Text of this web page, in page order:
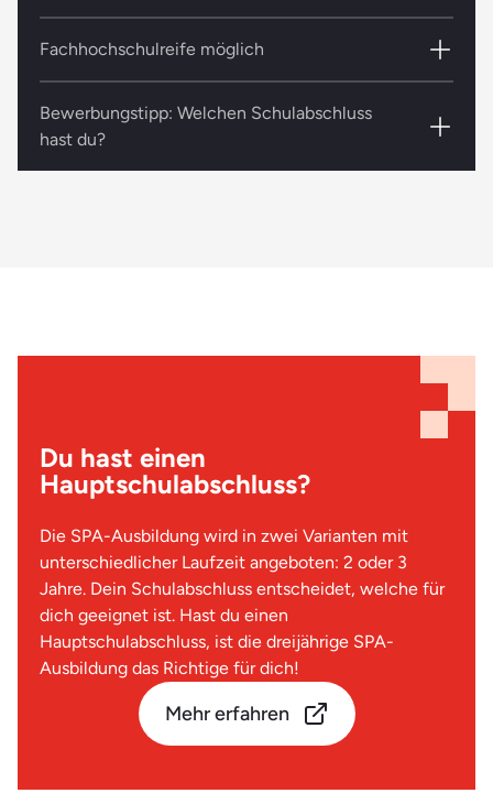
Arbeitsagentur
Fachhochschulreife möglich
Zusatzkurse die Fachhochschulreife
Bewerbungstipp: Welchen Schulabschluss
hast du?
Du hast einen
Hauptschulabschluss?
Die SPA-Ausbildung wird in zwei Varianten mit
unterschiedlicher Laufzeit angeboten: 2 oder 3
Jahre. Dein Schulabschluss entscheidet, welche für
dich geeignet ist. Hast du einen
Hauptschulabschluss, ist die dreijährige SPA-
Ausbildung das Richtige für dich!
Mehr erfahren